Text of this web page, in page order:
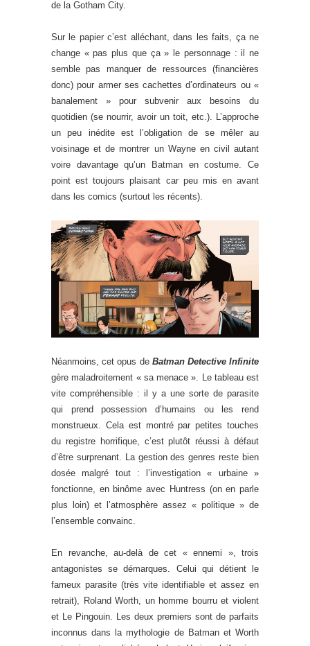
de la Gotham City.
Sur le papier c’est alléchant, dans les faits, ça ne
change « pas plus que ça » le personnage : il ne
semble pas manquer de ressources (financières
donc) pour armer ses cachettes d’ordinateurs ou «
banalement » pour subvenir aux besoins du
quotidien (se nourrir, avoir un toit, etc.). L’approche
un peu inédite est l’obligation de se mêler au
voisinage et de montrer un Wayne en civil autant
voire davantage qu’un Batman en costume. Ce
point est toujours plaisant car peu mis en avant
dans les comics (surtout les récents).
Néanmoins, cet opus de Batman Detective Infinite
gère maladroitement « sa menace ». Le tableau est
vite compréhensible : il y a une sorte de parasite
qui prend possession d’humains ou les rend
monstrueux. Cela est montré par petites touches
du registre horrifique, c’est plutôt réussi à défaut
d’être surprenant. La gestion des genres reste bien
dosée malgré tout : l’investigation « urbaine »
fonctionne, en binôme avec Huntress (on en parle
plus loin) et l’atmosphère assez « politique » de
l’ensemble convainc.
En revanche, au-delà de cet « ennemi », trois
antagonistes se démarques. Celui qui détient le
fameux parasite (très vite identifiable et assez en
retrait), Roland Worth, un homme bourru et violent
et Le Pingouin. Les deux premiers sont de parfaits
inconnus dans la mythologie de Batman et Worth